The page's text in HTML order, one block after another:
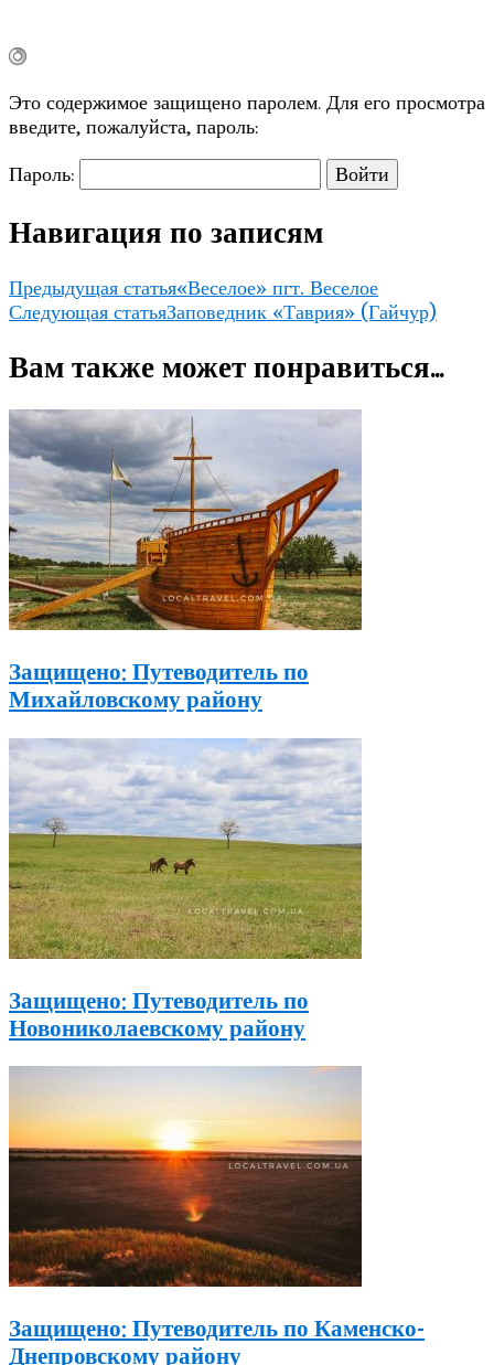
Это содержимое защищено паролем. Для его просмотра
введите, пожалуйста, пароль:
Пароль:
Навигация по записям
Предыдущая статья«Веселое» пгт. Веселое
Следующая статьяЗаповедник «Таврия» (Гайчур)
Вам также может понравиться...
Защищено: Путеводитель по
Михайловскому району
Защищено: Путеводитель по
Новониколаевскому району
Защищено: Путеводитель по Каменско-
Днепровскому району